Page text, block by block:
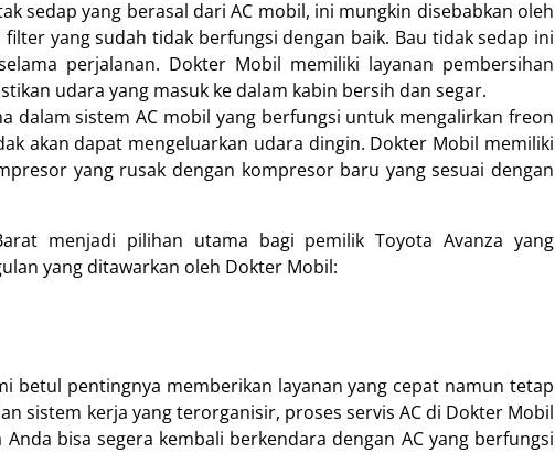
sedap yang berasal dari AC mobil, ini mungkin disebabkan oleh
yang sudah tidak berfungsi dengan baik. Bau tidak sedap ini
perjalanan. Dokter Mobil memiliki layanan pembersihan
udara yang masuk ke dalam kabin bersih dan segar.
dalam sistem AC mobil yang berfungsi untuk mengalirkan freon
akan dapat mengeluarkan udara dingin. Dokter Mobil memiliki
yang rusak dengan kompresor baru yang sesuai dengan
menjadi pilihan utama bagi pemilik Toyota Avanza yang
yang ditawarkan oleh Dokter Mobil:
betul pentingnya memberikan layanan yang cepat namun tetap
sistem kerja yang terorganisir, proses servis AC di Dokter Mobil
bisa segera kembali berkendara dengan AC yang berfungsi